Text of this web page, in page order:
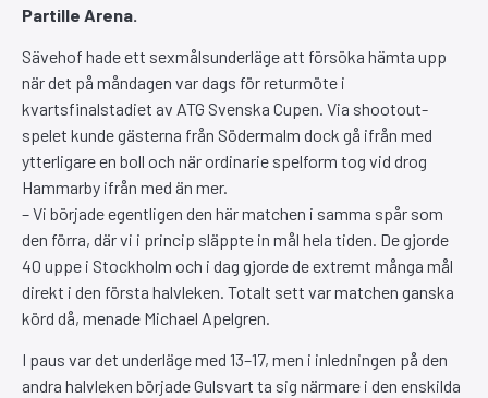
Partille Arena.
Sävehof hade ett sexmålsunderläge att försöka hämta upp
när det på måndagen var dags för returmöte i
kvartsfinalstadiet av ATG Svenska Cupen. Via shootout-
spelet kunde gästerna från Södermalm dock gå ifrån med
ytterligare en boll och när ordinarie spelform tog vid drog
Hammarby ifrån med än mer.
– Vi började egentligen den här matchen i samma spår som
den förra, där vi i princip släppte in mål hela tiden. De gjorde
40 uppe i Stockholm och i dag gjorde de extremt många mål
direkt i den första halvleken. Totalt sett var matchen ganska
körd då, menade Michael Apelgren.
I paus var det underläge med 13–17, men i inledningen på den
andra halvleken började Gulsvart ta sig närmare i den enskilda